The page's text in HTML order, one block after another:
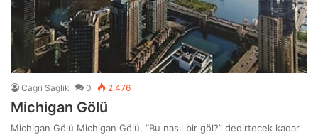
Cagri Saglik 0 2.476
Michigan Gölü
Michigan Gölü Michigan Gölü, “Bu nasıl bir göl?” dedirtecek kadar